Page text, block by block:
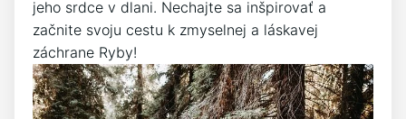
jeho srdce v dlani. Nechajte sa inšpirovať a
začnite svoju cestu k zmyselnej a láskavej
záchrane Ryby!